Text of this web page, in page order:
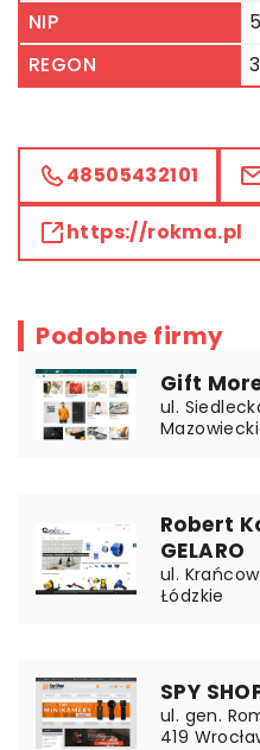
NIP
REGON
48505432101
https://rokma.pl
Podobne firmy
Gift
ul.
Robert
GELARO
ul.
Łódzkie
SPY
ul. gen.
419